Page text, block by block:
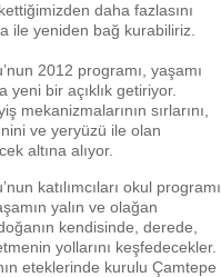
daha fazlasını
ile yeniden bağ kurabiliriz.
2012 programı, yaşamı
yeni bir açıklık getiriyor.
mekanizmalarının sırlarını,
ve yeryüzü ile olan
altına alıyor.
katılımcıları okul programı
yalın ve olağan
kendisinde, derede,
yollarını keşfedecekler.
eteklerinde kurulu Çamtepe